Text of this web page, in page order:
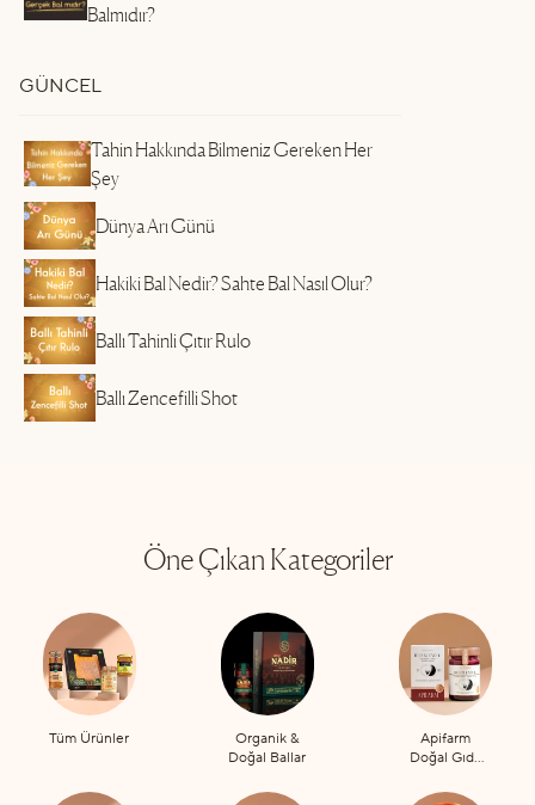
Balmıdır?
GÜNCEL
Tahin Hakkında Bilmeniz Gereken Her
Şey
Dünya Arı Günü
Hakiki Bal Nedir? Sahte Bal Nasıl Olur?
Ballı Tahinli Çıtır Rulo
Ballı Zencefilli Shot
Öne Çıkan Kategoriler
Tüm Ürünler
Organik &
Doğal Ballar
Apifarm
Doğal Gıda